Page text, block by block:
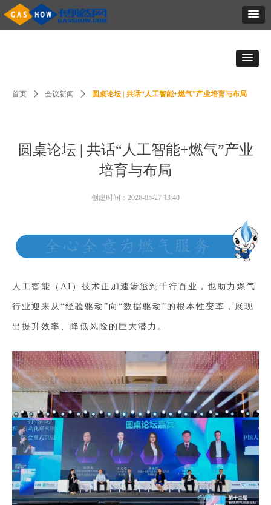
首页 ꄲ 会议新闻 ꄲ 圆桌论坛 | 共话“人工智能+燃气”产业培育与布局
圆桌论坛 | 共话“人工智能+燃气”产业
培育与布局
创建时间： 2026-05-27 13:40
人工智能（AI）技术正加速渗透到千行百业，也助力燃气
行业迎来从“经验驱动”向“数据驱动”的根本性变革，展现
出提升效率、降低风险的巨大潜力。